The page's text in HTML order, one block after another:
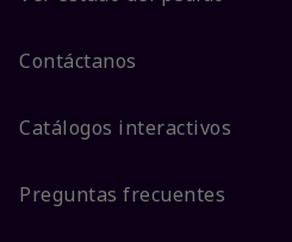
Contáctanos
Catálogos interactivos
Preguntas frecuentes